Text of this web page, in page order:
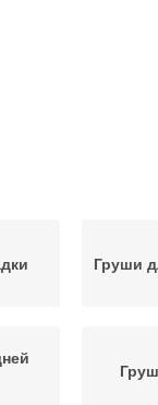
Груши